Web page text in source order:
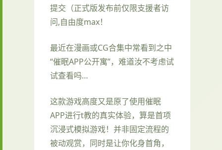
提交（正式版发布前仅限支援者访
问,自由度max！
最近在漫画或CG合集中常看到之中
“催眠APP公开寓”，难道汝不考虑试
试查看吗…
这款游戏高度又是原了使用催眠
APP进行t教的真实体验，算是首项
沉浸式模拟游戏！并非固定流程的
被动观赏，同时是让你化身首角，